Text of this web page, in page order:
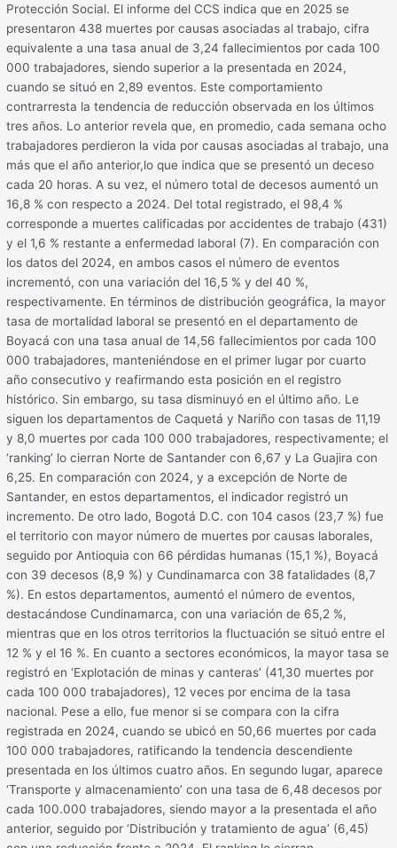
Protección Social. El informe del CCS indica que en 2025 se
presentaron 438 muertes por causas asociadas al trabajo, cifra
equivalente a una tasa anual de 3,24 fallecimientos por cada 100
000 trabajadores, siendo superior a la presentada en 2024,
cuando se situó en 2,89 eventos. Este comportamiento
contrarresta la tendencia de reducción observada en los últimos
tres años. Lo anterior revela que, en promedio, cada semana ocho
trabajadores perdieron la vida por causas asociadas al trabajo, una
más que el año anterior,lo que indica que se presentó un deceso
cada 20 horas. A su vez, el número total de decesos aumentó un
16,8 % con respecto a 2024. Del total registrado, el 98,4 %
corresponde a muertes calificadas por accidentes de trabajo (431)
y el 1,6 % restante a enfermedad laboral (7). En comparación con
los datos del 2024, en ambos casos el número de eventos
incrementó, con una variación del 16,5 % y del 40 %,
respectivamente. En términos de distribución geográfica, la mayor
tasa de mortalidad laboral se presentó en el departamento de
Boyacá con una tasa anual de 14,56 fallecimientos por cada 100
000 trabajadores, manteniéndose en el primer lugar por cuarto
año consecutivo y reafirmando esta posición en el registro
histórico. Sin embargo, su tasa disminuyó en el último año. Le
siguen los departamentos de Caquetá y Nariño con tasas de 11,19
y 8,0 muertes por cada 100 000 trabajadores, respectivamente; el
‘ranking’ lo cierran Norte de Santander con 6,67 y La Guajira con
6,25. En comparación con 2024, y a excepción de Norte de
Santander, en estos departamentos, el indicador registró un
incremento. De otro lado, Bogotá D.C. con 104 casos (23,7 %) fue
el territorio con mayor número de muertes por causas laborales,
seguido por Antioquia con 66 pérdidas humanas (15,1 %), Boyacá
con 39 decesos (8,9 %) y Cundinamarca con 38 fatalidades (8,7
%). En estos departamentos, aumentó el número de eventos,
destacándose Cundinamarca, con una variación de 65,2 %,
mientras que en los otros territorios la fluctuación se situó entre el
12 % y el 16 %. En cuanto a sectores económicos, la mayor tasa se
registró en ‘Explotación de minas y canteras’ (41,30 muertes por
cada 100 000 trabajadores), 12 veces por encima de la tasa
nacional. Pese a ello, fue menor si se compara con la cifra
registrada en 2024, cuando se ubicó en 50,66 muertes por cada
100 000 trabajadores, ratificando la tendencia descendiente
presentada en los últimos cuatro años. En segundo lugar, aparece
‘Transporte y almacenamiento’ con una tasa de 6,48 decesos por
cada 100.000 trabajadores, siendo mayor a la presentada el año
anterior, seguido por ‘Distribución y tratamiento de agua’ (6,45)